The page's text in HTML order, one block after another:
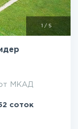
1 /5
МКАД
соток